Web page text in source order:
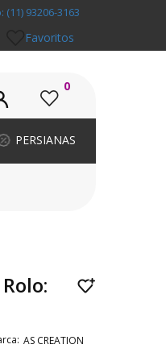
(11) 93206-3163
Favoritos
0
PERSIANAS
AS CREATION